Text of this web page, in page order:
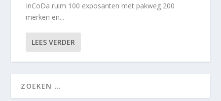
InCoDa ruim 100 exposanten met pakweg 200
merken en...
LEES VERDER